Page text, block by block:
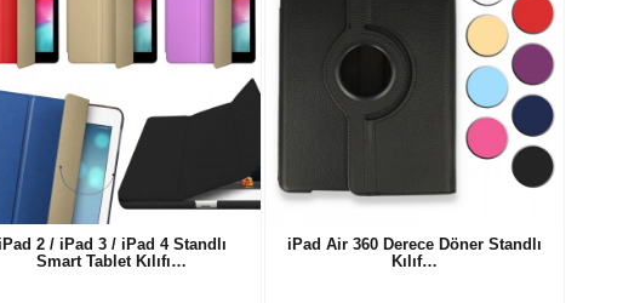
iPad 2 / iPad 3 / iPad 4 Standlı
Smart Tablet Kılıfı…
iPad Air 360 Derece Döner Standlı
Kılıf…